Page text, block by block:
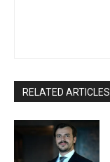
RELATED ARTICLES